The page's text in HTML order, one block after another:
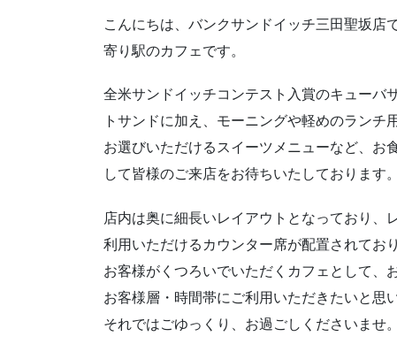
こんにちは、バンクサンドイッチ三田聖坂店
寄り駅のカフェです。
全米サンドイッチコンテスト入賞のキューバ
トサンドに加え、モーニングや軽めのラン
お選びいただけるスイーツメニューなど、お
して皆様のご来店をお待ちいたしております。
店内は奥に細長いレイアウトとなっており
利用いただけるカウンター席が配置されてお
お客様がくつろいでいただくカフェとして、
お客様層・時間帯にご利用いただきたいと思
それではごゆっくり、お過ごしくださいませ